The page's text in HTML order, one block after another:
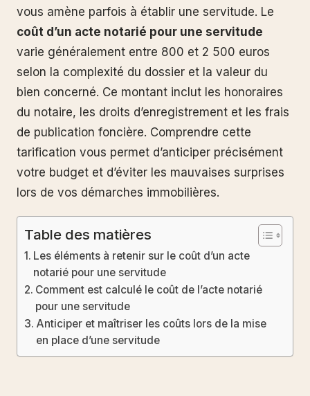
vous amène parfois à établir une servitude. Le
coût d’un acte notarié pour une servitude
varie généralement entre 800 et 2 500 euros
selon la complexité du dossier et la valeur du
bien concerné. Ce montant inclut les honoraires
du notaire, les droits d’enregistrement et les frais
de publication foncière. Comprendre cette
tarification vous permet d’anticiper précisément
votre budget et d’éviter les mauvaises surprises
lors de vos démarches immobilières.
Table des matières
Les éléments à retenir sur le coût d’un acte
notarié pour une servitude
Comment est calculé le coût de l’acte notarié
pour une servitude
Anticiper et maîtriser les coûts lors de la mise
en place d’une servitude